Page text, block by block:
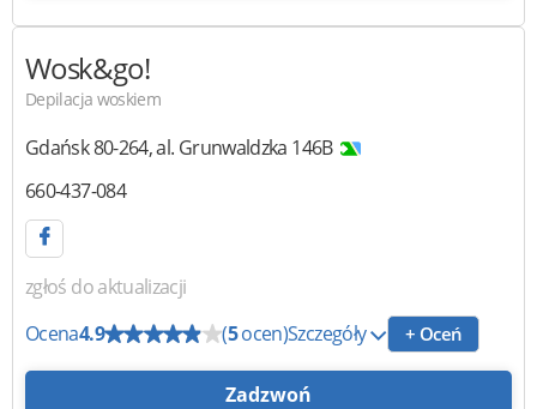
Wosk&go!
Depilacja woskiem
Gdańsk80-264,al. Grunwaldzka 146B
660-437-084
zgłoś do aktualizacji
Ocena4.9 (5ocen)Szczegóły + Oceń
Zadzwoń